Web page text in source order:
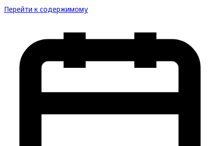
Перейти к содержимому